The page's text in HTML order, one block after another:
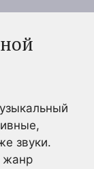
звуки.
жанр